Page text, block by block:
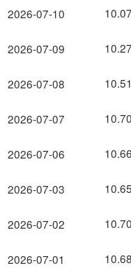
2026-07-10
2026-07-09
2026-07-08
2026-07-07
2026-07-06
2026-07-03
2026-07-02
2026-07-01